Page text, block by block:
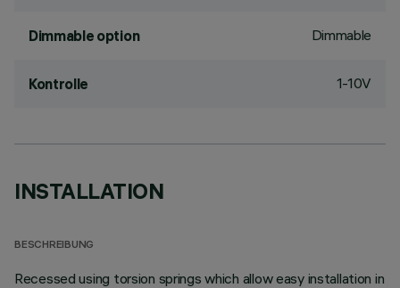
Dimmable option Dimmable
Kontrolle 1-10V
INSTALLATION
BESCHREIBUNG
Recessed using torsion springs which allow easy installation in